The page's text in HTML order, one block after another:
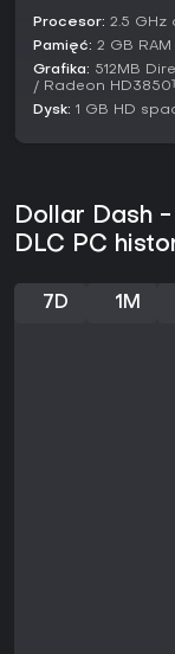
Procesor: 2.5
Pamięć: 2 GB RAM
Grafika: 512MB
/ Radeon
Dysk: 1 GB HD
Dollar Dash
DLC PC
7D 1M